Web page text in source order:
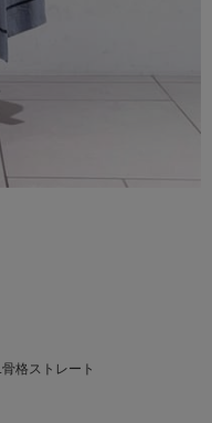
格ストレート